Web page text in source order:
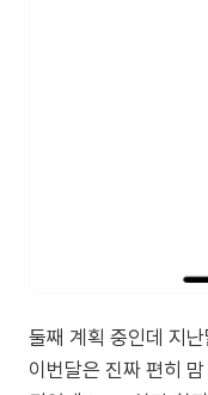
둘째 계획 중인데 지
이번달은 진짜 편히